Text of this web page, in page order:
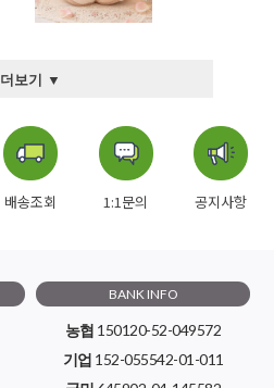
더보기 ▼
배송조회 1:1문의 공지사항
BANK INFO
농협 150120-52-049572
기업 152-055542-01-011